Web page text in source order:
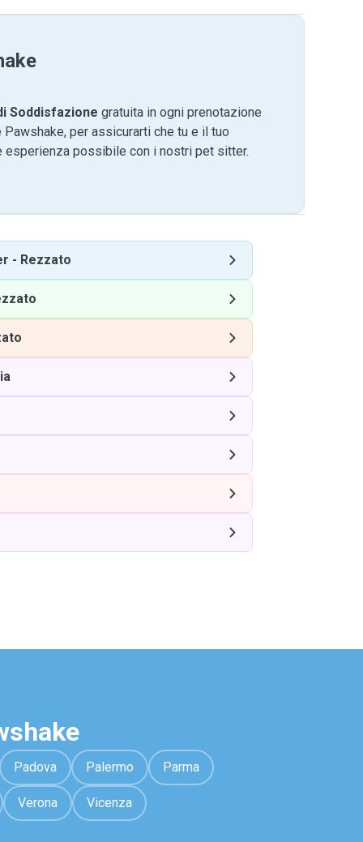
Soddisfazione gratuita in ogni prenotazione
per assicurarti che tu e il tuo
esperienza possibile con i nostri pet sitter.
- Rezzato
Padova Palermo Parma
Verona Vicenza